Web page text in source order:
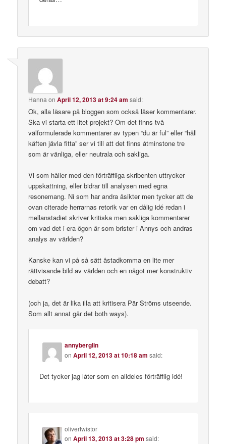
Hanna onApril 12, 2013 at 9:24 am said:
Ok, alla läsare på bloggen som också läser kommentarer.
Ska vi starta ett litet projekt? Om det finns två
välformulerade kommentarer av typen “du är ful” eller “håll
käften jävla fitta” ser vi till att det finns åtminstone tre
som är vänliga, eller neutrala och sakliga.
Vi som håller med den förträffliga skribenten uttrycker
uppskattning, eller bidrar till analysen med egna
resonemang. Ni som har andra åsikter men tycker att de
ovan citerade herrarnas retorik var en dålig idé redan i
mellanstadiet skriver kritiska men sakliga kommentarer
om vad det i era ögon är som brister i Annys och andras
analys av världen?
Kanske kan vi på så sätt åstadkomma en lite mer
rättvisande bild av världen och en något mer konstruktiv
debatt?
(och ja, det är lika illa att kritisera Pär Ströms utseende.
Som allt annat går det both ways).
annyberglin
onApril 12, 2013 at 10:18 am said:
Det tycker jag låter som en alldeles förträfflig idé!
olivertwistor
onApril 13, 2013 at 3:28 pm said: